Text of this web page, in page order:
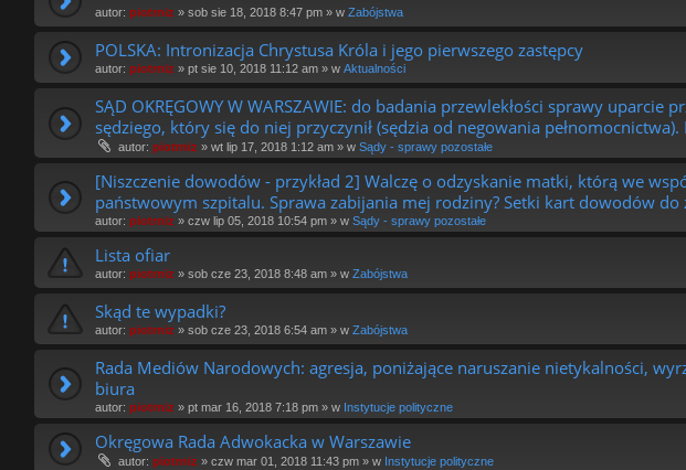
autor: piotrniz » sob sie 18, 2018 8:47 pm » w Zabójstwa
POLSKA: Intronizacja Chrystusa Króla i jego pierwszego zastępcy
autor: piotrniz » pt sie 10, 2018 11:12 am » w Aktualności
SĄD OKRĘGOWY W WARSZAWIE: do badania przewlekłości sprawy uparcie
sędziego, który się do niej przyczynił (sędzia od negowania pełnomocnictwa).
autor: piotrniz » wt lip 17, 2018 1:12 am » w Sądy - sprawy pozostałe
[Niszczenie dowodów - przykład 2] Walczę o odzyskanie matki, którą we
państwowym szpitalu. Sprawa zabijania mej rodziny? Setki kart dowodów do
autor: piotrniz » czw lip 05, 2018 10:54 pm » w Sądy - sprawy pozostałe
Lista ofiar
autor: piotrniz » sob cze 23, 2018 8:48 am » w Zabójstwa
Skąd te wypadki?
autor: piotrniz » sob cze 23, 2018 6:54 am » w Zabójstwa
Rada Mediów Narodowych: agresja, poniżające naruszanie nietykalności,
biura
autor: piotrniz » pt mar 16, 2018 7:18 pm » w Instytucje polityczne
Okręgowa Rada Adwokacka w Warszawie
autor: piotrniz » czw mar 01, 2018 11:43 pm » w Instytucje polityczne